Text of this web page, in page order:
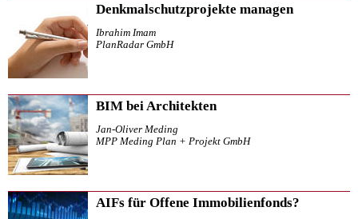
Denkmalschutzprojekte managen
Ibrahim Imam
PlanRadar GmbH
BIM bei Architekten
Jan-Oliver Meding
MPP Meding Plan + Projekt GmbH
AIFs für Offene Immobilienfonds?